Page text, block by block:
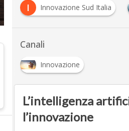
I Innovazione Sud Italia
Canali
Innovazione
L’intelligenza
l’innovazione